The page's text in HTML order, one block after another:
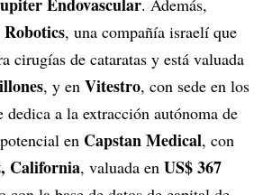
. Además,
, una compañía israelí que
cirugías de cataratas y está valuada
, y en Vitestro, con sede en los
dedica a la extracción autónoma de
en Capstan Medical, con
California, valuada en US$ 367